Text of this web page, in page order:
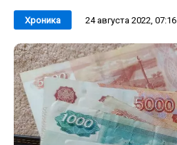
Хроника 24 августа 2022, 07:16